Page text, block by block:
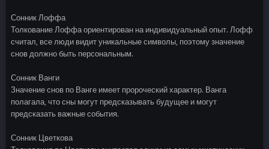
Сонник Лоффа
Толкование Лоффа ориентирован на индивидуальный опыт. Лофф
считал, все люди видит уникальные символы, поэтому значение
снов должно быть персональным.
Сонник Ванги
Значение снов по Ванге имеет пророческий характер. Ванга
полагала, что сны могут предсказывать будущее и могут
предсказать важные события.
Сонник Цветкова